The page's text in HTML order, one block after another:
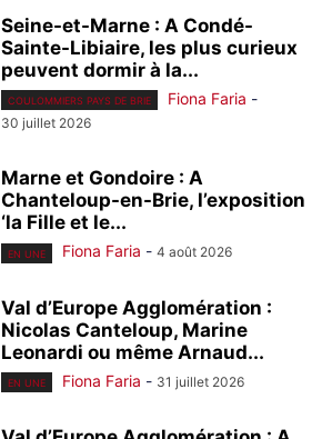
Seine-et-Marne : A Condé-
Sainte-Libiaire, les plus curieux
peuvent dormir à la...
COULOMMIERS PAYS DE BRIE Fiona Faria -
30 juillet 2026
Marne et Gondoire : A
Chanteloup-en-Brie, l’exposition
‘la Fille et le...
EN UNE Fiona Faria - 4 août 2026
Val d’Europe Agglomération :
Nicolas Canteloup, Marine
Leonardi ou même Arnaud...
EN UNE Fiona Faria - 31 juillet 2026